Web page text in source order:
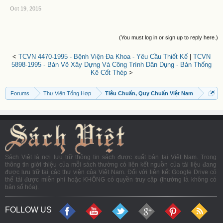
Oct 19, 2015
(You must log in or sign up to reply here.)
< TCVN 4470-1995 - Bệnh Viện Đa Khoa - Yêu Cầu Thiết Kế
TCVN
5898-1995 - Bản Vẽ Xây Dựng Và Công Trình Dân Dụng - Bản Thống
Kê Cốt Thép>
Forums Thư Viện Tổng Hợp Tiêu Chuẩn, Quy Chuẩn Việt Nam
Sách Việt là nơi lưu trữ thông tin sách được xuất bản tại Việt Nam. Trong
thông tin giới thiệu của mỗi sách thường có liên kết nguồn của tài liệu đang
được lưu trữ tại các thư viện của Việt Nam. Đối với liên kết Google Drive có
thể tải được miễn phí hoặc KHÔNG có quyền truy cập (thường là không có
bản số hóa).
FOLLOW US